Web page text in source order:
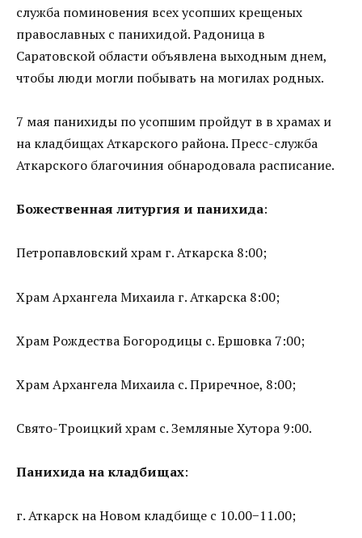
служба поминовения всех усопших крещеных
православных с панихидой. Радоница в
Саратовской области объявлена выходным днем,
чтобы люди могли побывать на могилах родных.
7 мая панихиды по усопшим пройдут в в храмах и
на кладбищах Аткарского района. Пресс-служба
Аткарского благочиния обнародовала расписание.
Божественная литургия и панихида:
Петропавловский храм г. Аткарска 8:00;
Храм Архангела Михаила г. Аткарска 8:00;
Храм Рождества Богородицы с. Ершовка 7:00;
Храм Архангела Михаила с. Приречное, 8:00;
Свято-Троицкий храм с. Земляные Хутора 9:00.
Панихида на кладбищах:
г. Аткарск на Новом кладбище с 10.00−11.00;